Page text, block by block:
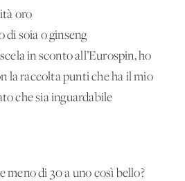
oro
di soia o ginseng
in sconto all’Eurospin, ho
la raccolta punti che ha il mio
che sia inguardabile
meno di 30 a uno così bello?